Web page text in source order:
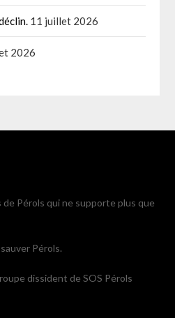
11 juillet 2026
2026
Pérols qui ne supporte plus que
Pérols.
dissident de SOS Pérols